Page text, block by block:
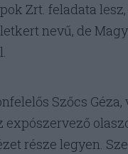
Zrt. feladata lesz,
nevű, de
Szőcs
expószervező
része legyen.